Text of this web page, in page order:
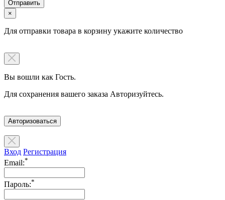
×
Для отправки товара в корзину укажите количество
Вы вошли как Гость.
Для сохранения вашего заказа Авторизуйтесь.
Авторизоваться
Вход Регистрация
Email:*
Пароль:*